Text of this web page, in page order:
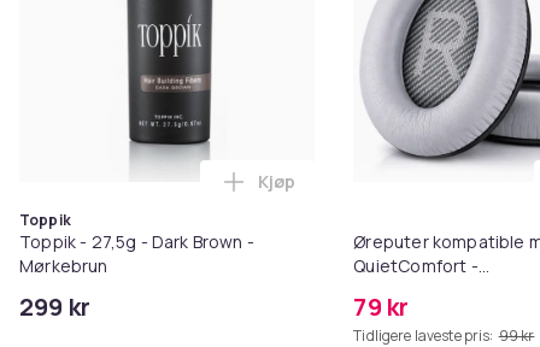
Toppik
Toppik - 27,5g - Dark Brown -
Mørkebrun
299 kr
Legg Toppik - 27,5g - Dark
Kjøp
Øreputer kompatible
QuietComfort -
79 kr
Tidligere laveste pris: 99 kr